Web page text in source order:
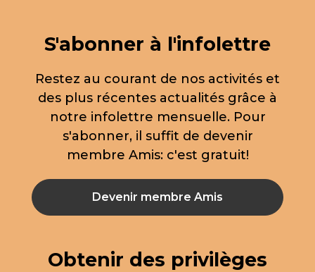
S'abonner à l'infolettre
Restez au courant de nos activités et
des plus récentes actualités grâce à
notre infolettre mensuelle. Pour
s'abonner, il suffit de devenir
membre Amis: c'est gratuit!
Devenir membre Amis
Obtenir des privilèges